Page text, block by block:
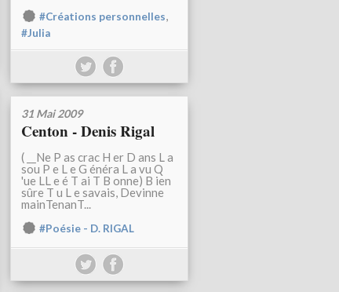
#Créations personnelles,
#Julia
31 Mai 2009
Centon - Denis Rigal
( __Ne P as crac H er D ans L a
sou P e L e G énéra L a vu Q
'ue LL e é T ai T B onne) B ien
sûre T u L e savais, Devinne
mainTenanT...
#Poésie - D. RIGAL